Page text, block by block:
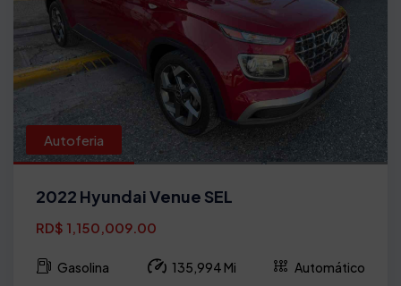
Autoferia
2022 Hyundai Venue SEL
RD$ 1,150,009.00
Gasolina 135,994 Mi Automático